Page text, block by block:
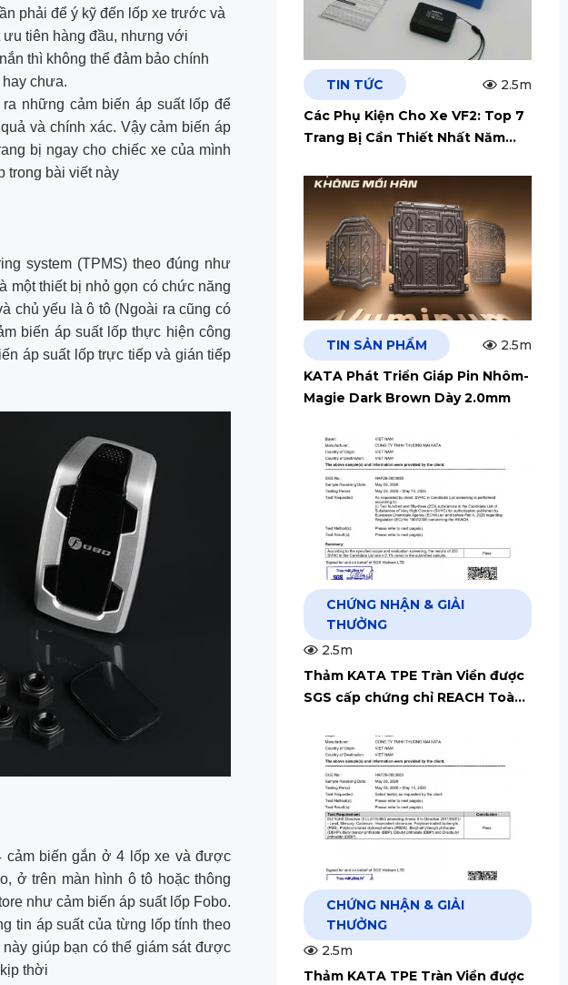
phải để ý kỹ đến lốp xe trước và
ưu tiên hàng đầu, nhưng với
thì không thể đảm bảo chính
chưa.
những cảm biến áp suất lốp để
và chính xác. Vậy cảm biến áp
bị ngay cho chiếc xe của mình
trong bài viết này
system (TPMS) theo đúng như
một thiết bị nhỏ gọn có chức năng
chủ yếu là ô tô (Ngoài ra cũng có
biến áp suất lốp thực hiện công
áp suất lốp trực tiếp và gián tiếp
cảm biến gắn ở 4 lốp xe và được
ở trên màn hình ô tô hoặc thông
như cảm biến áp suất lốp Fobo.
tin áp suất của từng lốp tính theo
giúp bạn có thể giám sát được
thời
TIN TỨC
2.5m
Các Phụ Kiện Cho Xe VF2: Top 7
Trang Bị Cần Thiết Nhất Năm
TIN SẢN PHẨM
2.5m
KATA Phát Triển Giáp Pin Nhôm-
Magie Dark Brown Dày 2.0mm
CHỨNG NHẬN & GIẢI
THƯỞNG
2.5m
Thảm KATA TPE Tràn Viền được
SGS cấp chứng chỉ REACH Toàn
CHỨNG NHẬN & GIẢI
THƯỞNG
2.5m
Thảm KATA TPE Tràn Viền được